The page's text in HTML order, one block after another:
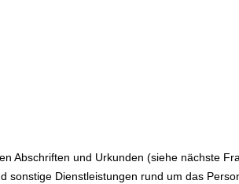
Abschriften und Urkunden (siehe nächste
sonstige Dienstleistungen rund um das